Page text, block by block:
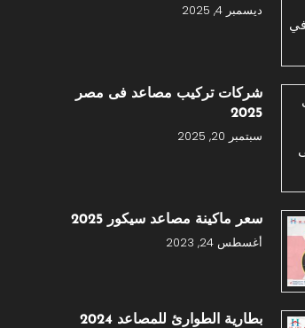
ديسمبر 4, 2025
شركات تركيب مصاعد فى مصر
2025
سبتمبر 20, 2025
سعر ماكينة مصاعد سيكور 2025
أغسطس 24, 2023
بطارية الطوارئ للمصاعد 2024